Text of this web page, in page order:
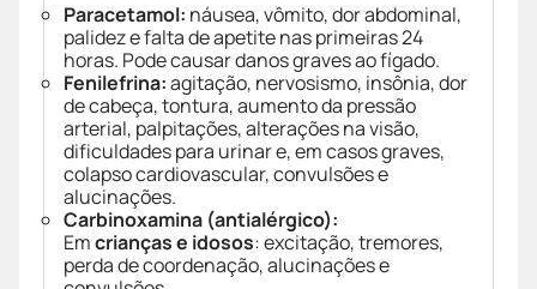
Paracetamol: náusea, vômito, dor abdominal,
palidez e falta de apetite nas primeiras 24
horas. Pode causar danos graves ao fígado.
Fenilefrina:agitação, nervosismo, insônia, dor
de cabeça, tontura, aumento da pressão
arterial, palpitações, alterações na visão,
dificuldades para urinar e, em casos graves,
colapso cardiovascular, convulsões e
alucinações.
Carbinoxamina (antialérgico):
Emcrianças e idosos: excitação, tremores,
perda de coordenação, alucinações e